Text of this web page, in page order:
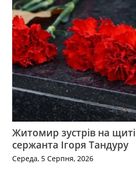
Житомир зустрів на
сержанта Ігоря Тандуру
Середа, 5 Серпня, 2026